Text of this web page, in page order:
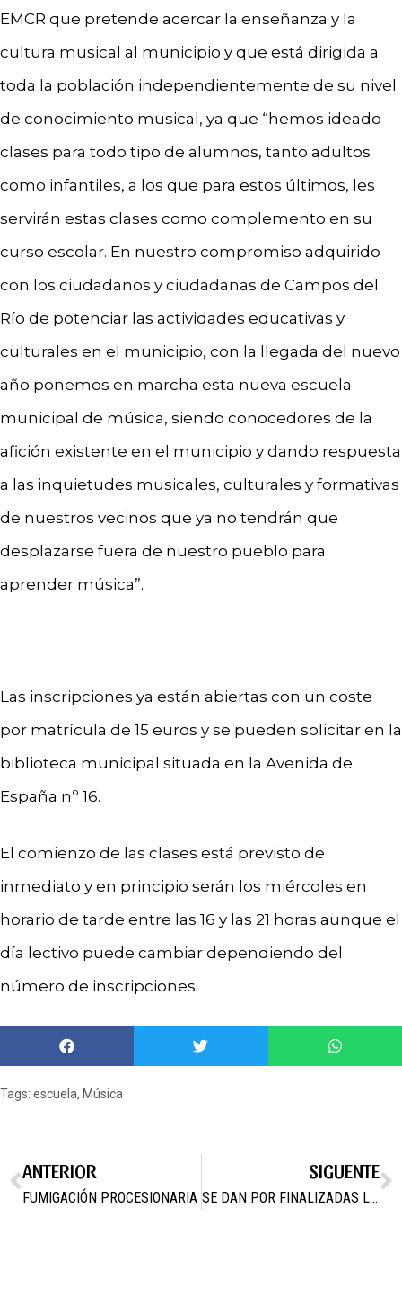
EMCR que pretende acercar la enseñanza y la
cultura musical al municipio y que está dirigida a
toda la población independientemente de su nivel
de conocimiento musical, ya que “hemos ideado
clases para todo tipo de alumnos, tanto adultos
como infantiles, a los que para estos últimos, les
servirán estas clases como complemento en su
curso escolar. En nuestro compromiso adquirido
con los ciudadanos y ciudadanas de Campos del
Río de potenciar las actividades educativas y
culturales en el municipio, con la llegada del nuevo
año ponemos en marcha esta nueva escuela
municipal de música, siendo conocedores de la
afición existente en el municipio y dando respuesta
a las inquietudes musicales, culturales y formativas
de nuestros vecinos que ya no tendrán que
desplazarse fuera de nuestro pueblo para
aprender música”.
Las inscripciones ya están abiertas con un coste
por matrícula de 15 euros y se pueden solicitar en la
biblioteca municipal situada en la Avenida de
España nº 16.
El comienzo de las clases está previsto de
inmediato y en principio serán los miércoles en
horario de tarde entre las 16 y las 21 horas aunque el
día lectivo puede cambiar dependiendo del
número de inscripciones.
Tags: escuela, Música
ANTERIOR
FUMIGACIÓN PROCESIONARIA
SIGUENTE
SE DAN POR FINALIZADAS LAS TAREAS DE FUMIGACIÓN